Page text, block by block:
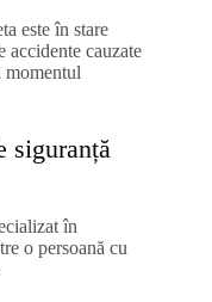
este în stare
accidente cauzate
momentul
siguranță
în
o persoană cu